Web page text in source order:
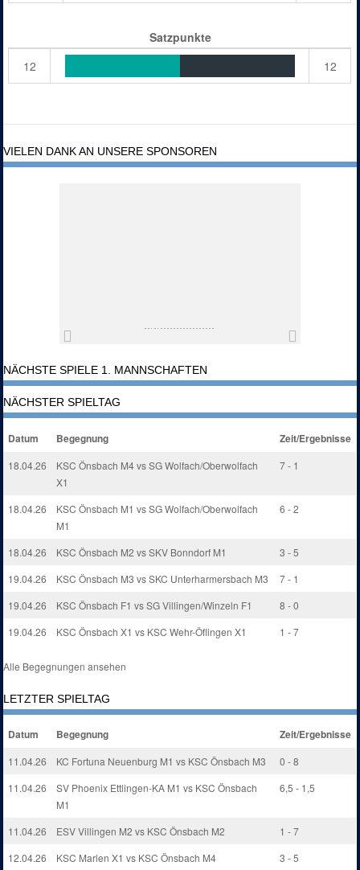
Satzpunkte
12
12
VIELEN DANK AN UNSERE SPONSOREN
NÄCHSTE SPIELE 1. MANNSCHAFTEN
NÄCHSTER SPIELTAG
Datum Begegnung Zeit/Ergebnisse
18.04.26
KSC Önsbach M4 vs SG Wolfach/Oberwolfach
X1
7 - 1
18.04.26
KSC Önsbach M1 vs SG Wolfach/Oberwolfach
M1
6 - 2
18.04.26 KSC Önsbach M2 vs SKV Bonndorf M1
3 - 5
19.04.26
KSC Önsbach M3 vs SKC Unterharmersbach M3
7 - 1
19.04.26
KSC Önsbach F1 vs SG Villingen/Winzeln F1
8 - 0
19.04.26
KSC Önsbach X1 vs KSC Wehr-Öflingen X1 1 - 7
Alle Begegnungen ansehen
LETZTER SPIELTAG
Datum Begegnung Zeit/Ergebnisse
11.04.26 KC Fortuna Neuenburg M1 vs KSC Önsbach M3
0 - 8
11.04.26
SV Phoenix Ettlingen-KA M1 vs KSC Önsbach
M1
6,5 - 1,5
11.04.26 ESV Villingen M2 vs KSC Önsbach M2
1 - 7
12.04.26
KSC Marlen X1 vs KSC Önsbach M4
3 - 5